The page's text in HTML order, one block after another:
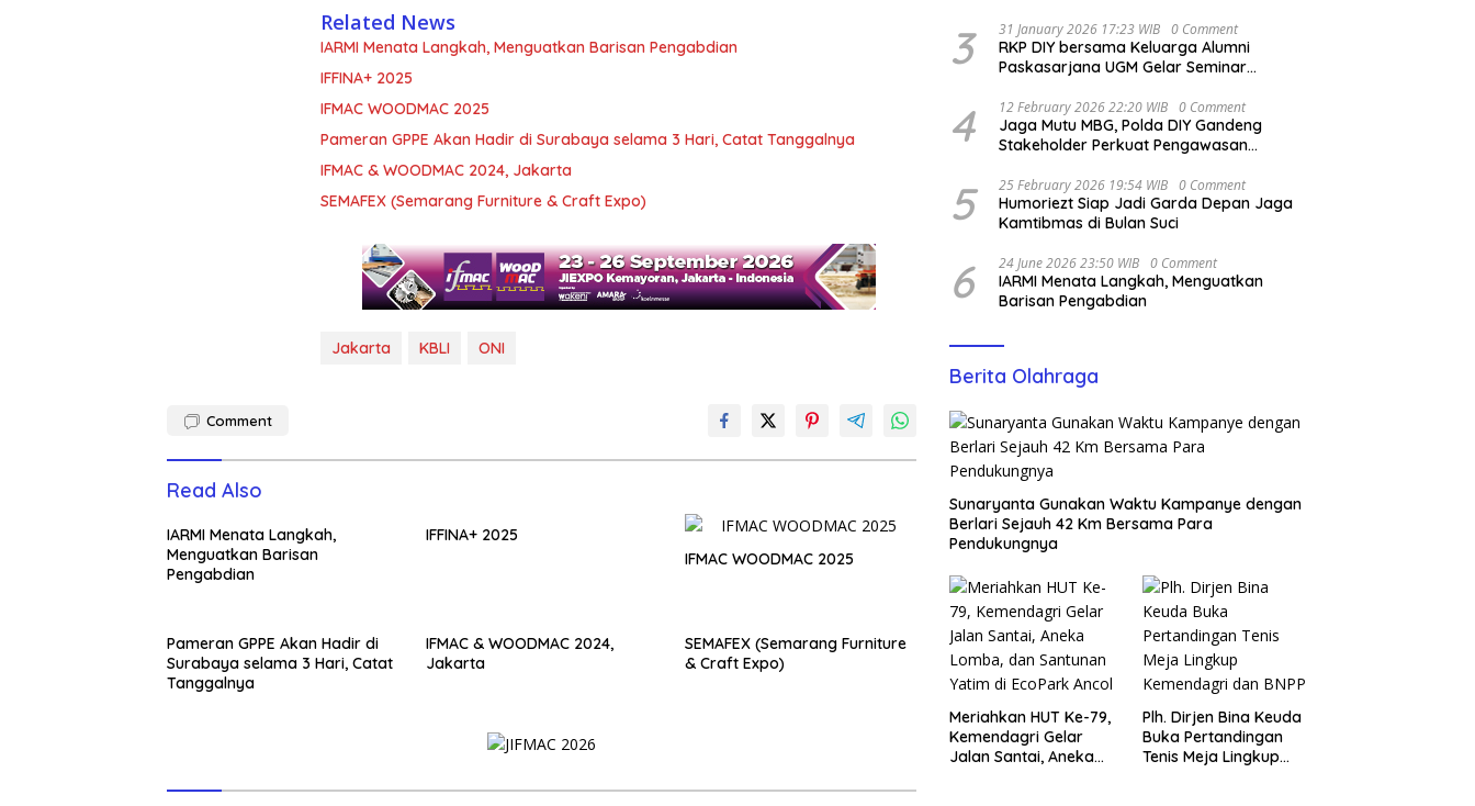
Related News
IARMI Menata Langkah, Menguatkan Barisan Pengabdian
IFFINA+ 2025
IFMAC WOODMAC 2025
Pameran GPPE Akan Hadir di Surabaya selama 3 Hari, Catat Tanggalnya
IFMAC & WOODMAC 2024, Jakarta
SEMAFEX (Semarang Furniture & Craft Expo)
Jakarta KBLI ONI
Comment
Read Also
IARMI Menata Langkah,
Menguatkan Barisan
Pengabdian
IFFINA+ 2025
IFMAC WOODMAC 2025
Pameran GPPE Akan Hadir di
Surabaya selama 3 Hari, Catat
Tanggalnya
IFMAC & WOODMAC 2024,
Jakarta
SEMAFEX (Semarang Furniture
& Craft Expo)
3 31 January 2026 17:23 WIB 0 Comment
RKP DIY bersama Keluarga Alumni
Paskasarjana UGM Gelar Seminar
4 12 February 2026 22:20 WIB 0 Comment
Jaga Mutu MBG, Polda DIY Gandeng
Stakeholder Perkuat Pengawasan
5 25 February 2026 19:54 WIB 0 Comment
Humoriezt Siap Jadi Garda Depan Jaga
Kamtibmas di Bulan Suci
6 24 June 2026 23:50 WIB 0 Comment
IARMI Menata Langkah, Menguatkan
Barisan Pengabdian
Berita Olahraga
Sunaryanta Gunakan Waktu Kampanye dengan
Berlari Sejauh 42 Km Bersama Para
Pendukungnya
Meriahkan HUT Ke-79,
Kemendagri Gelar
Jalan Santai, Aneka
Plh. Dirjen Bina Keuda
Buka Pertandingan
Tenis Meja Lingkup